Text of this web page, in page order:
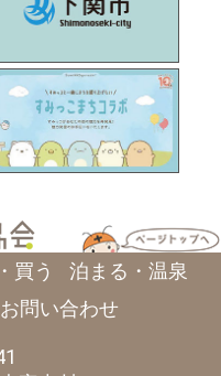
買う
泊まる・温泉
お問い合わせ